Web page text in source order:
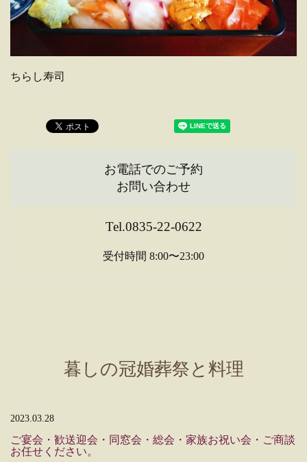
ちらし寿司
お電話でのご予約
お問い合わせ
Tel.0835-22-0622
受付時間 8:00〜23:00
暮しの冠婚葬祭と料理
2023.03.28
ご宴会・歓送迎会・同窓会・総会・家族お祝い会・ご商談
お任せください。